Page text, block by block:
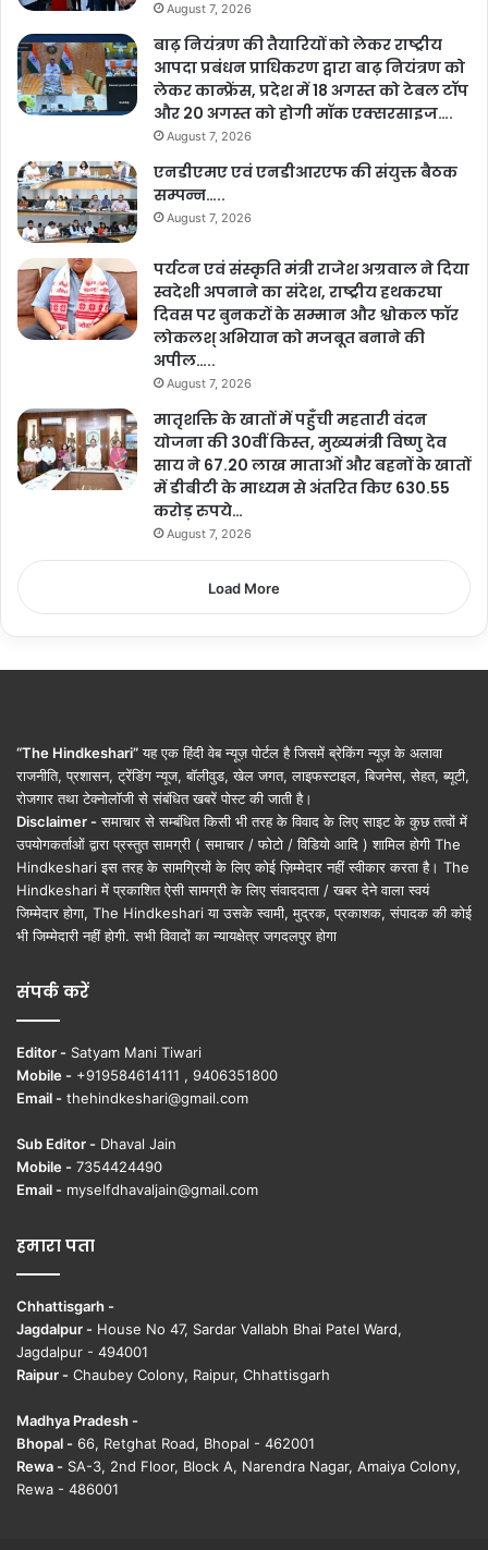
August 7, 2026
बाढ़ नियंत्रण की तैयारियों को लेकर राष्ट्रीय
आपदा प्रबंधन प्राधिकरण द्वारा बाढ़ नियंत्रण को
लेकर कान्फ्रेंस, प्रदेश में 18 अगस्त को टेबल टॉप
और 20 अगस्त को होगी मॉक एक्सरसाइज….
August 7, 2026
एनडीएमए एवं एनडीआरएफ की संयुक्त बैठक
सम्पन्न…..
August 7, 2026
पर्यटन एवं संस्कृति मंत्री राजेश अग्रवाल ने दिया
स्वदेशी अपनाने का संदेश, राष्ट्रीय हथकरघा
दिवस पर बुनकरों के सम्मान और श्वोकल फॉर
लोकलश् अभियान को मजबूत बनाने की
अपील…..
August 7, 2026
मातृशक्ति के खातों में पहुँची महतारी वंदन
योजना की 30वीं किस्त, मुख्यमंत्री विष्णु देव
साय ने 67.20 लाख माताओं और बहनों के खातों
में डीबीटी के माध्यम से अंतरित किए 630.55
करोड़ रुपये…
August 7, 2026
Load More
“The Hindkeshari”यह एक हिंदी वेब न्यूज़ पोर्टल है जिसमें ब्रेकिंग न्यूज़ के अलावा
राजनीति, प्रशासन, ट्रेंडिंग न्यूज, बॉलीवुड, खेल जगत, लाइफस्टाइल, बिजनेस, सेहत, ब्यूटी,
रोजगार तथा टेक्नोलॉजी से संबंधित खबरें पोस्ट की जाती है।
Disclaimer - समाचार से सम्बंधित किसी भी तरह के विवाद के लिए साइट के कुछ तत्वों में
उपयोगकर्ताओं द्वारा प्रस्तुत सामग्री ( समाचार / फोटो / विडियो आदि ) शामिल होगी The
Hindkeshari इस तरह के सामग्रियों के लिए कोई ज़िम्मेदार नहीं स्वीकार करता है। The
Hindkeshari में प्रकाशित ऐसी सामग्री के लिए संवाददाता / खबर देने वाला स्वयं
जिम्मेदार होगा, The Hindkeshari या उसके स्वामी, मुद्रक, प्रकाशक, संपादक की कोई
भी जिम्मेदारी नहीं होगी. सभी विवादों का न्यायक्षेत्र जगदलपुर होगा
संपर्क करें
Editor - Satyam Mani Tiwari
Mobile - +919584614111 , 9406351800
Email - thehindkeshari@gmail.com
Sub Editor - Dhaval Jain
Mobile - 7354424490
Email - myselfdhavaljain@gmail.com
हमारा पता
Chhattisgarh -
Jagdalpur - House No 47, Sardar Vallabh Bhai Patel Ward,
Jagdalpur - 494001
Raipur - Chaubey Colony, Raipur, Chhattisgarh
Madhya Pradesh -
Bhopal - 66, Retghat Road, Bhopal - 462001
Rewa - SA-3, 2nd Floor, Block A, Narendra Nagar, Amaiya Colony,
Rewa - 486001